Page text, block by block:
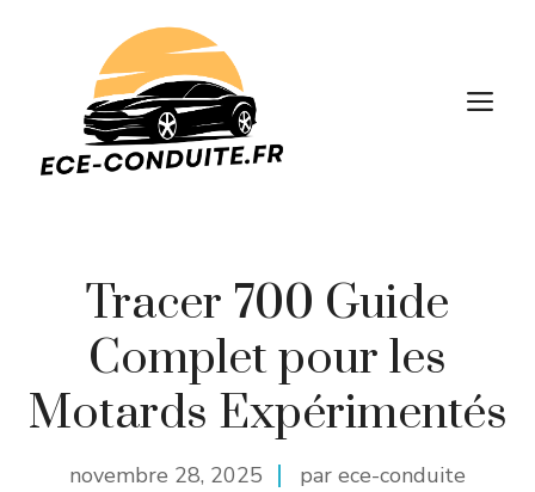
Tracer 700 Guide
Complet pour les
Motards Expérimentés
novembre 28, 2025 par ece-conduite